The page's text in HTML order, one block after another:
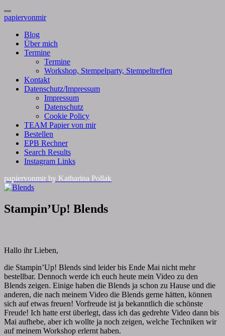
Toggle
Navigation
papiervonmir
Blog
Über mich
Termine
Termine
Workshop, Stempelparty, Stempeltreffen
Kontakt
Datenschutz/Impressum
Impressum
Datenschutz
Cookie Policy
TEAM Papier von mir
Bestellen
EPB Rechner
Search Results
Instagram Links
papiervonmir by Katharina Pollak
Stampin’Up!
Blends
Stampin’Up! Blends
Hallo ihr Lieben,
die Stampin’Up! Blends sind leider bis Ende Mai nicht mehr
bestellbar. Dennoch werde ich euch heute mein Video zu den
Blends zeigen. Einige haben die Blends ja schon zu Hause und die
anderen, die nach meinem Video die Blends gerne hätten, können
sich auf etwas freuen! Vorfreude ist ja bekanntlich die schönste
Freude! Ich hatte erst überlegt, dass ich das gedrehte Video dann bis
Mai aufhebe, aber ich wollte ja noch zeigen, welche Techniken wir
auf meinem Workshop erlernt haben.